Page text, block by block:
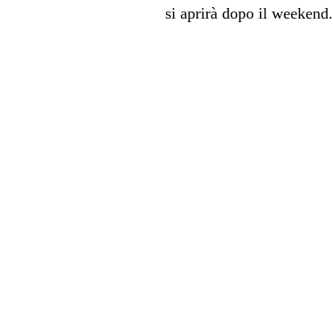
si aprirà dopo il weekend.